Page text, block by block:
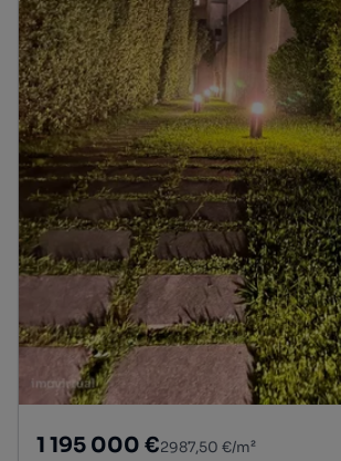
1 195 000 €2987,50 €/m²